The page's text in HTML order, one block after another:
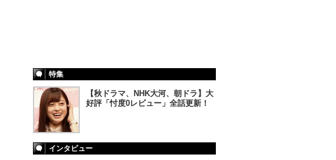
特集
【秋ドラマ、NHK大河、朝ドラ】大
好評「忖度0レビュー」全話更新！
インタビュー